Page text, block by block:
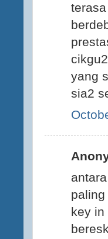
yang
sia2
key in